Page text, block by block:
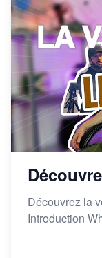
Découvrez la
Introduction